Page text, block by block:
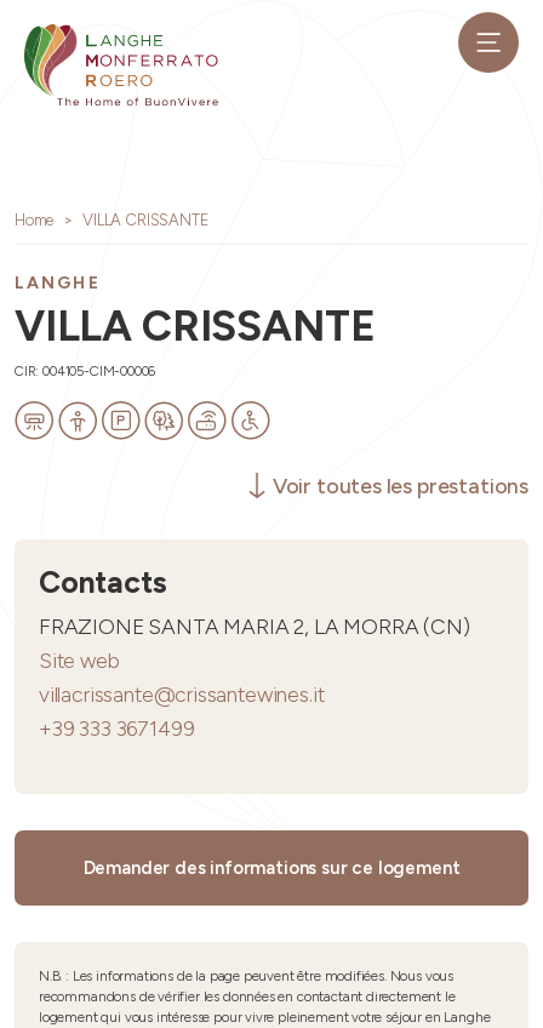
Home VILLA CRISSANTE
LANGHE
VILLA CRISSANTE
CIR: 004105-CIM-00006
Voir toutes les prestations
Contacts
FRAZIONE SANTA MARIA 2, LA MORRA (CN)
Site web
villacrissante@crissantewines.it
+39 333 3671499
Demander des informations sur ce logement
N.B. : Les informations de la page peuvent être modifiées. Nous vous
recommandons de vérifier les données en contactant directement le
logement qui vous intéresse pour vivre pleinement votre séjour en Langhe